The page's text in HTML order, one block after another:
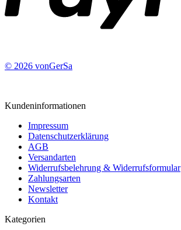
© 2026 vonGerSa
Kundeninformationen
Impressum
Datenschutzerklärung
AGB
Versandarten
Widerrufsbelehrung & Widerrufsformular
Zahlungsarten
Newsletter
Kontakt
Kategorien